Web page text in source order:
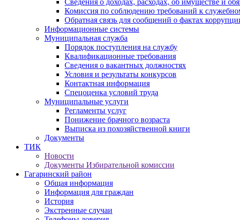
Сведения о доходах, расходах, об имуществе и
Комиссия по соблюдению требований к
Обратная связь для сообщений о фактах
Информационные системы
Муниципальная служба
Порядок поступления на службу
Квалификационные требования
Сведения о вакантных должностях
Условия и результаты конкурсов
Контактная информация
Спецоценка условий труда
Муниципальные услуги
Регламенты услуг
Понижение брачного возраста
Выписка из похозяйственной книги
Документы
ТИК
Новости
Документы Избирательной комиссии
Гагаринский район
Общая информация
Информация для граждан
История
Экстренные случаи